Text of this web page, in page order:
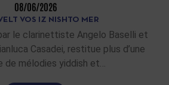
08/06/2026
VOS IZ NISHTO MER
le clarinettiste Angelo Baselli et
Casadei, restitue plus d’une
de mélodies yiddish et…